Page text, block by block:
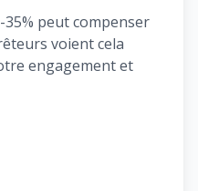
35% peut compenser
voient cela
engagement et